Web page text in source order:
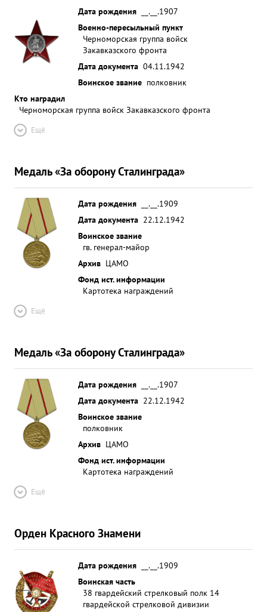
Дата рождения
__.__.1907
Военно-пересыльный пункт
Черноморская группа войск
Закавказского фронта
Дата документа 04.11.1942
Воинское звание полковник
Кто наградил
Черноморская группа войск Закавказского фронта
Ещё
Медаль «За оборону Сталинграда»
Дата рождения
__.__.1909
Дата документа 22.12.1942
Воинское звание
гв. генерал-майор
Архив ЦАМО
Фонд ист. информации
Картотека награждений
Ещё
Медаль «За оборону Сталинграда»
Дата рождения
__.__.1907
Дата документа 22.12.1942
Воинское звание
полковник
Архив ЦАМО
Фонд ист. информации
Картотека награждений
Ещё
Орден Красного Знамени
Дата рождения
__.__.1909
Воинская часть
38 гвардейский стрелковый полк 14
гвардейской стрелковой дивизии